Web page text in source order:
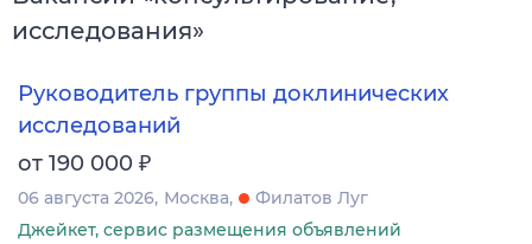
исследования»
Руководитель группы доклинических
исследований
от 190 000 ₽
06 августа 2026 Москва
Филатов Луг
Джейкет, сервис размещения объявлений